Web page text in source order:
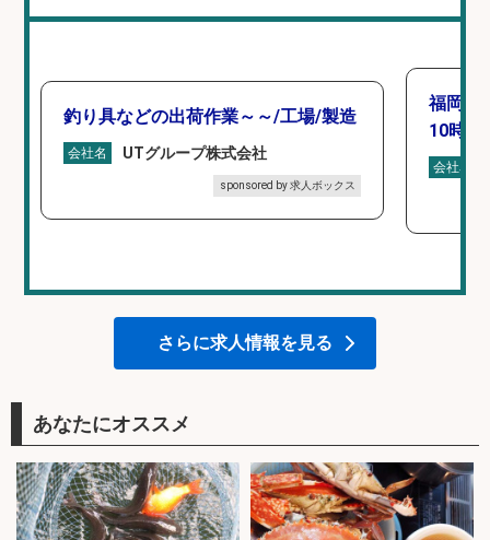
釣り具などの出荷作業～～/工場/製造
会社名 UTグループ株式会社
sponsored by 求人ボックス
福岡「
10時間
会社名
さらに求人情報を見る
あなたにオススメ